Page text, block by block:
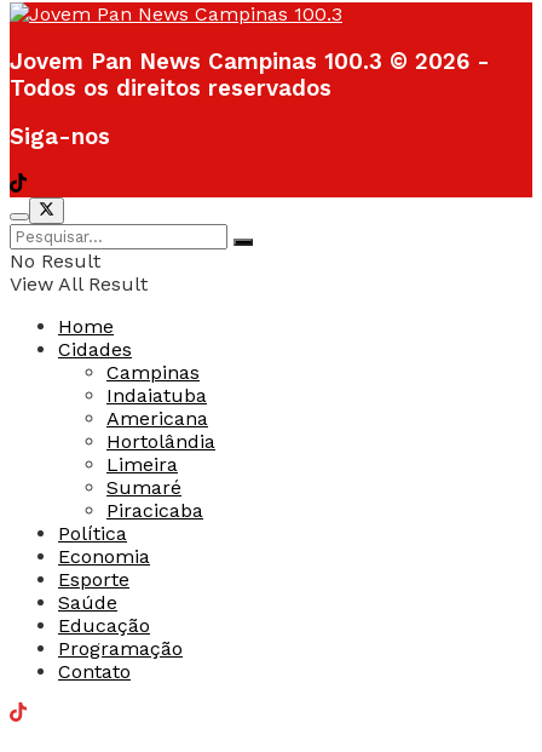
Jovem Pan News Campinas 100.3 © 2026 -
Todos os direitos reservados
Siga-nos
No Result
View All Result
Home
Cidades
Campinas
Indaiatuba
Americana
Hortolândia
Limeira
Sumaré
Piracicaba
Política
Economia
Esporte
Saúde
Educação
Programação
Contato